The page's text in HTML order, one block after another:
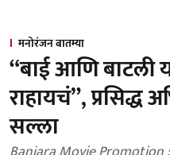
मनोरंजन बातम्या
“बाई आणि बाटली
राहायचं”, प्रसिद्ध
सल्ला